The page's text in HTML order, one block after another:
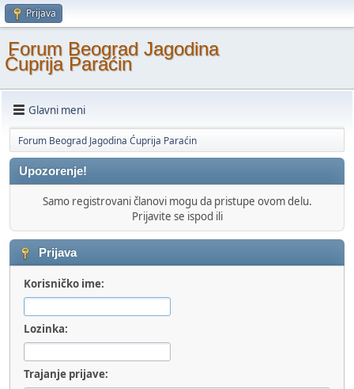
Prijava
Forum Beograd Jagodina
Ćuprija Paraćin
Glavni meni
Forum Beograd Jagodina Ćuprija Paraćin
Upozorenje!
Samo registrovani članovi mogu da pristupe ovom delu.
Prijavite se ispod ili
Prijava
Korisničko ime:
Lozinka:
Trajanje prijave: